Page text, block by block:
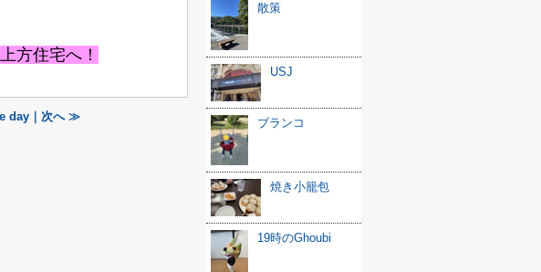
方住宅へ！
day｜次へ ≫
散策
USJ
ブランコ
焼き小籠包
19時のGhoubi